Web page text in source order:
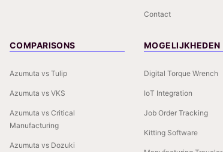
Contact
COMPARISONS
Azumuta vs Tulip
Azumuta vs VKS
Azumuta vs Critical
Manufacturing
Azumuta vs Dozuki
MOGELIJKHEDEN
Digital Torque Wrench
IoT Integration
Job Order Tracking
Kitting Software